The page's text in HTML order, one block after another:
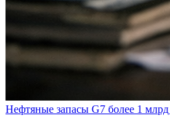
Нефтяные запасы G7 более 1 млрд